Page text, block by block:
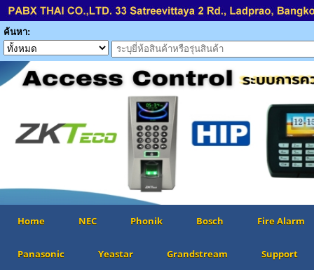
ค้นหา:
Home NEC Phonik Bosch Fire Alarm
Panasonic Yeastar Grandstream Support